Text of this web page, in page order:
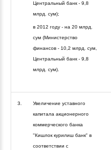
Центральный банк - 9,8
млрд. сум);
в 2012 году - на 20 млрд.
сум (Министерство
финансов - 10,2 млрд. сум,
Центральный банк - 9,8
млрд. сум).
3.
Увеличение уставного
капитала акционерного
коммерческого банка
"Кишлок курилиш банк" в
соответствии с